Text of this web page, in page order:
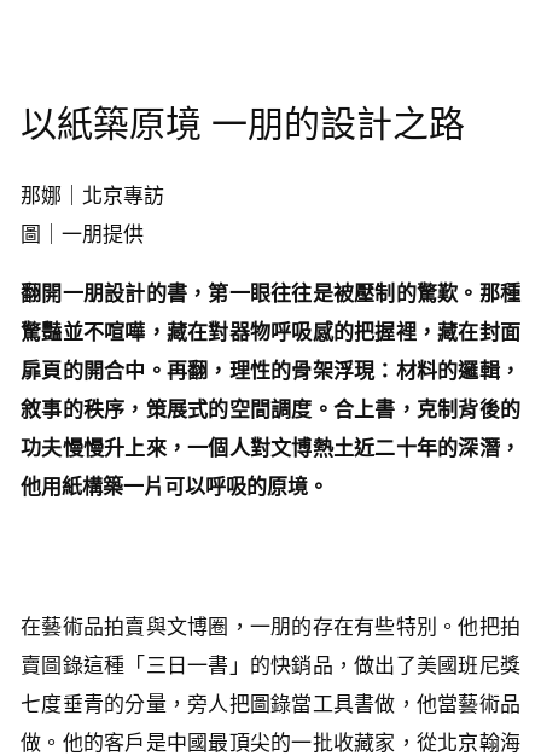
以紙築原境 一朋的設計之路
那娜｜北京專訪
圖｜一朋提供
翻開一朋設計的書，第一眼往往是被壓制的驚歎。那種
驚豔並不喧嘩，藏在對器物呼吸感的把握裡，藏在封面
扉頁的開合中。再翻，理性的骨架浮現：材料的邏輯，
敘事的秩序，策展式的空間調度。合上書，克制背後的
功夫慢慢升上來，一個人對文博熱土近二十年的深潛，
他用紙構築一片可以呼吸的原境。
在藝術品拍賣與文博圈，一朋的存在有些特別。他把拍
賣圖錄這種「三日一書」的快銷品，做出了美國班尼獎
七度垂青的分量，旁人把圖錄當工具書做，他當藝術品
做。他的客戶是中國最頂尖的一批收藏家，從北京翰海